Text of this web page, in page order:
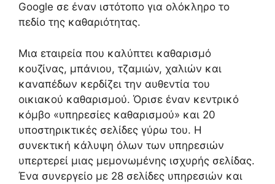
Google σε έναν ιστότοπο για ολόκληρο το
πεδίο της καθαριότητας.
Μια εταιρεία που καλύπτει καθαρισμό
κουζίνας, μπάνιου, τζαμιών, χαλιών και
καναπέδων κερδίζει την αυθεντία του
οικιακού καθαρισμού. Όρισε έναν κεντρικό
κόμβο «υπηρεσίες καθαρισμού» και 20
υποστηρικτικές σελίδες γύρω του. Η
συνεκτική κάλυψη όλων των υπηρεσιών
υπερτερεί μιας μεμονωμένης ισχυρής σελίδας.
Ένα συνεργείο με 28 σελίδες υπηρεσιών και